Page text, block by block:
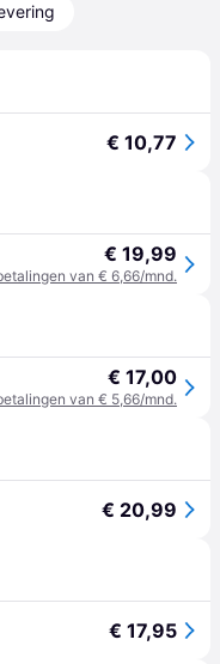
€ 10,77
€ 19,99
van € 6,66/mnd.
€ 17,00
van € 5,66/mnd.
€ 20,99
€ 17,95